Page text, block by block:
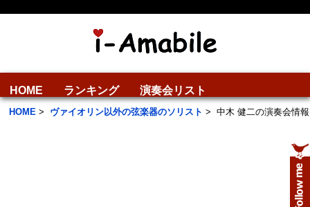
HOME ランキング 演奏会リスト
HOME > ヴァイオリン以外の弦楽器のソリスト > 中木 健二の演奏会情報